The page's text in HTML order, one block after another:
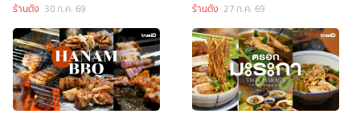
ร้านดัง 30 ก.ค. 69 ร้านดัง 27 ก.ค. 69